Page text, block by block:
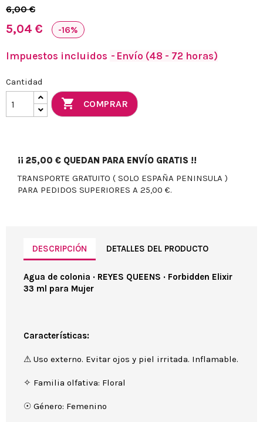
6,00 €
5,04 € -16%
Impuestos incluidos Envío (48 - 72 horas)
Cantidad
 COMPRAR
¡¡ 25,00 € QUEDAN PARA ENVÍO GRATIS !!
TRANSPORTE GRATUITO ( SOLO ESPAÑA PENINSULA )
PARA PEDIDOS SUPERIORES A 25,00 €.
DESCRIPCIÓN DETALLES DEL PRODUCTO
Agua de colonia · REYES QUEENS · Forbidden Elixir
33 ml para Mujer
Características:
⚠ Uso externo. Evitar ojos y piel irritada. Inflamable.
✧ Familia olfativa: Floral
☉ Género: Femenino